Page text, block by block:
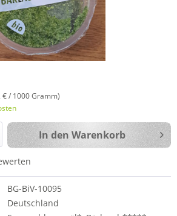
/ 1000 Gramm)
In den Warenkorb
BG-BiV-10095
Deutschland